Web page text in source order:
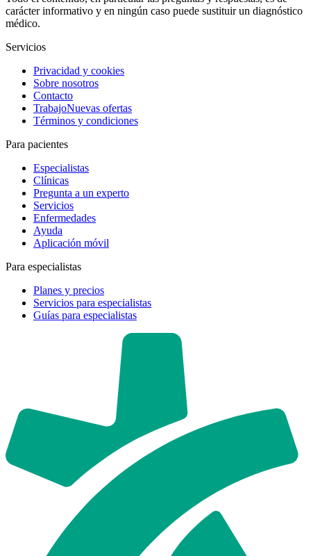
carácter informativo y en ningún caso puede sustituir un diagnóstico
médico.
Servicios
Privacidad y cookies
Sobre nosotros
Contacto
TrabajoNuevas ofertas
Términos y condiciones
Para pacientes
Especialistas
Clínicas
Pregunta a un experto
Servicios
Enfermedades
Ayuda
Aplicación móvil
Para especialistas
Planes y precios
Servicios para especialistas
Guías para especialistas